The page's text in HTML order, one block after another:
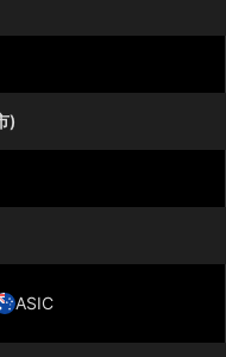
)
ASIC